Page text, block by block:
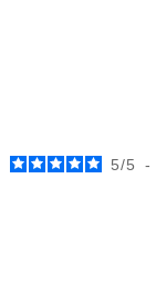
5/5 -